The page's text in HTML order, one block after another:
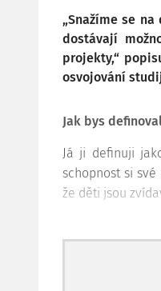
„Snažíme se
dostávají
projekty,“
osvojování
Jak bys
Já ji definuji
schopnost si
že děti jsou